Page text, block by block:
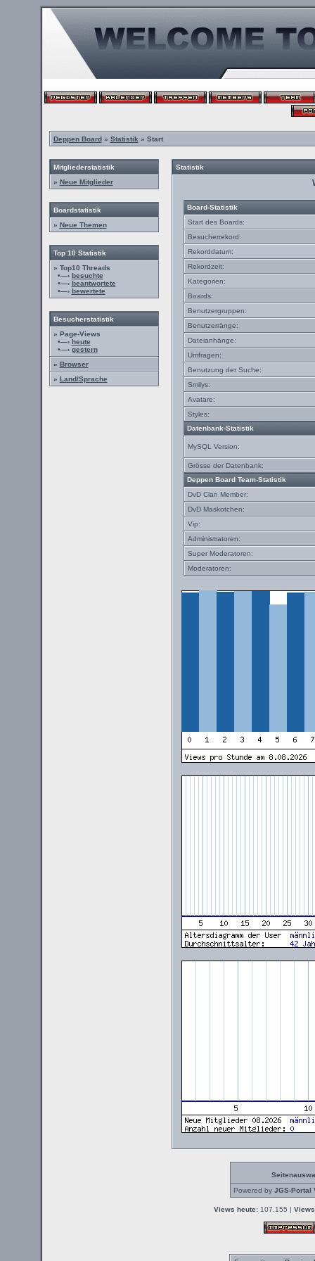
Deppen Board» Statistik » Start
Mitgliederstatistik
» Neue Mitglieder
Boardstatistik
» Neue Themen
Top 10 Statistik
» Top10 Threads
•—› besuchte
•—› beantwortete
•—› bewertete
Besucherstatistik
» Page-Views
•—› heute
•—› gestern
» Browser
» Land/Sprache
Statistik
Board-Statistik
Start des Boards:
Besucherrekord:
Rekorddatum:
Rekordzeit:
Kategorien:
Boards:
Benutzergruppen:
Benutzerränge:
Dateianhänge:
Umfragen:
Benutzung der Suche:
Smilys:
Avatare:
Styles:
Datenbank-Statistik
MySQL Version:
Grösse der Datenbank:
Deppen Board Team-Statistik
DvD Clan Member:
DvD Maskotchen:
Vip:
Administratoren:
Super Moderatoren:
Moderatoren:
Powered by JGS-Portal
Views heute: 107.155 |